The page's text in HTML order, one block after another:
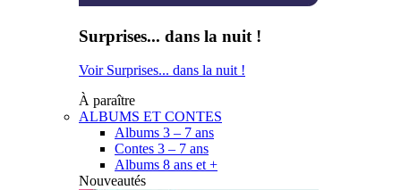
Surprises... dans la nuit !
Voir Surprises... dans la nuit !
À paraître
ALBUMS ET CONTES
Albums 3 – 7 ans
Contes 3 – 7 ans
Albums 8 ans et +
Nouveautés